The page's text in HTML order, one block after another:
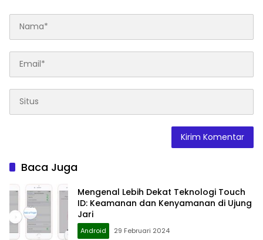
Baca Juga
Mengenal Lebih Dekat Teknologi Touch
ID: Keamanan dan Kenyamanan di Ujung
Jari
Android 29 Februari 2024